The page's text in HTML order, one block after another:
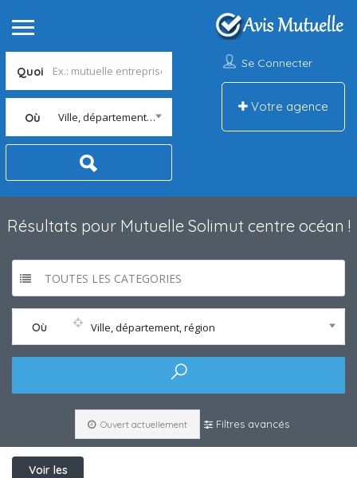
Quoi
Où Ville, département, région
Se Connecter
Votre agence
Résultats pour Mutuelle Solimut centre océan !
TOUTES LES CATEGORIES
Où Ville, département, région
Ouvert actuellement Filtres avancés
Voir les